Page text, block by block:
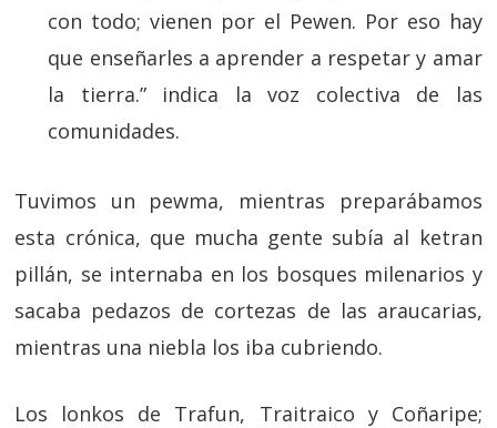
con todo; vienen por el Pewen. Por eso hay
que enseñarles a aprender a respetar y amar
la tierra.” indica la voz colectiva de las
comunidades.
Tuvimos un pewma, mientras preparábamos
esta crónica, que mucha gente subía al ketran
pillán, se internaba en los bosques milenarios y
sacaba pedazos de cortezas de las araucarias,
mientras una niebla los iba cubriendo.
Los lonkos de Trafun, Traitraico y Coñaripe;